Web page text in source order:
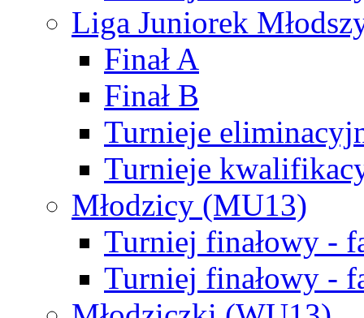
Liga Juniorek
Finał A
Finał B
Turnieje
Turnieje
Młodzicy (MU13)
Turniej finałowy -
Turniej finałowy -